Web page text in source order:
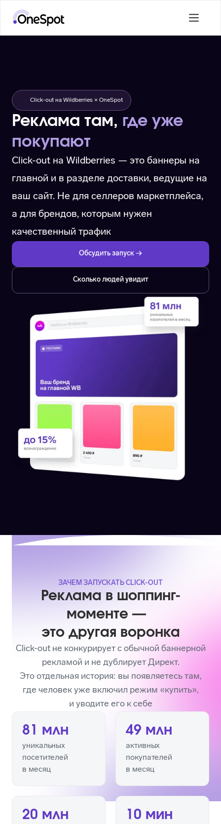
Click-out на Wildberries × OneSpot
Реклама там, где уже
покупают
Click-out на Wildberries — это баннеры на
главной и в разделе доставки, ведущие на
ваш сайт. Не для селлеров маркетплейса,
а для брендов, которым нужен
качественный трафик
Обсудить запуск →
Сколько людей увидит
ЗАЧЕМ ЗАПУСКАТЬ CLICK-OUT
Реклама в шоппинг-
моменте —
это другая воронка
Click-out не конкурирует с обычной баннерной
рекламой и не дублирует Директ.
Это отдельная история: вы появляетесь там,
где человек уже включил режим «купить»,
и уводите его к себе
81 млн
уникальных
посетителей
в месяц
49 млн
активных
покупателей
в месяц
20 млн 10 мин